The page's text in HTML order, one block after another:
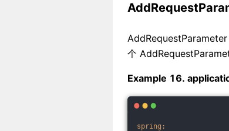
个
Example 16.
spring: